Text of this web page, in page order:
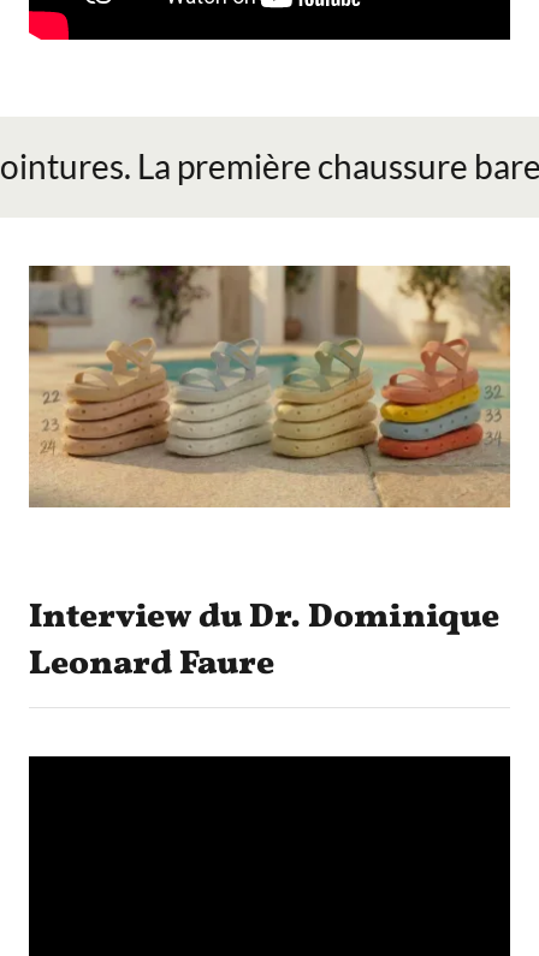
La première chaussure
Interview du Dr. Dominique
Leonard Faure